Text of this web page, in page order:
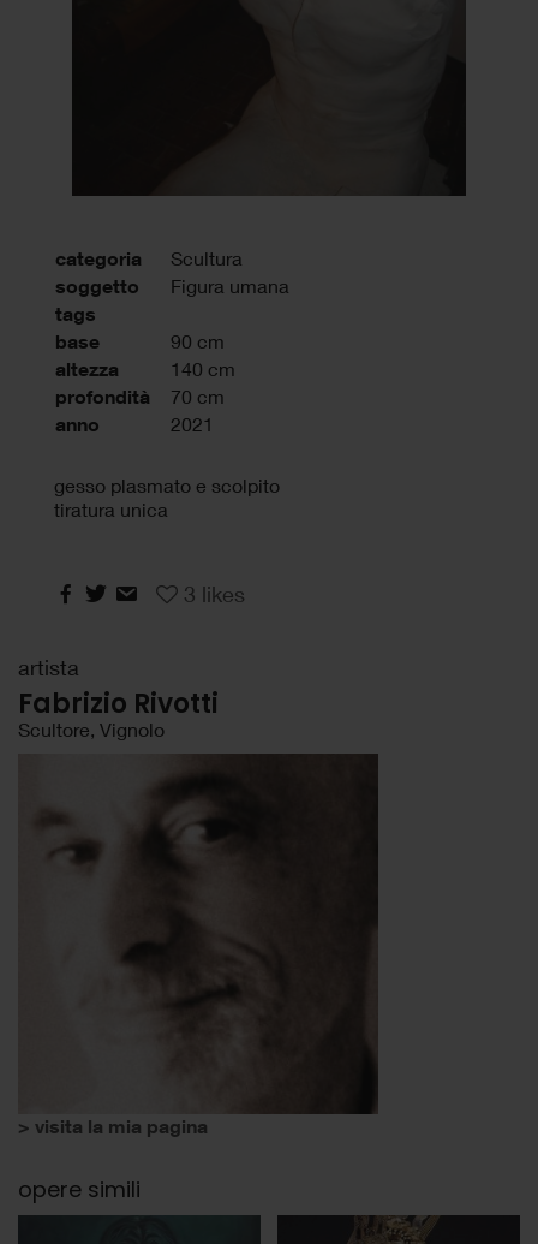
categoria Scultura
soggetto Figura umana
tags
base
90 cm
altezza 140 cm
profondità 70 cm
anno 2021
gesso plasmato e scolpito
tiratura unica
3 likes
artista
Fabrizio Rivotti
Scultore, Vignolo
> visita la mia pagina
opere simili